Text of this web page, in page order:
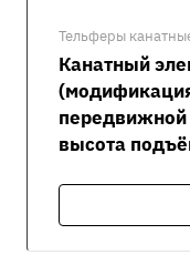
Тельферы
Канатный
передвижной
высота